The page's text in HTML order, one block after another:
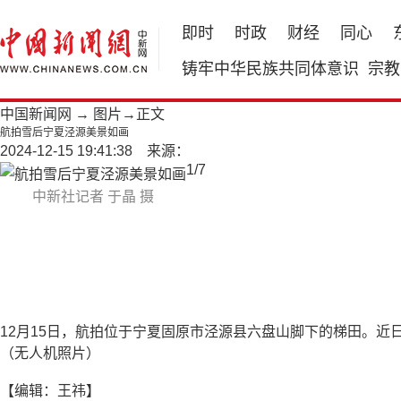
即时 时政 财经 同心
铸牢中华民族共同体意识 宗教
中国新闻网 → 图片 →正文
航拍雪后宁夏泾源美景如画
2024-12-15 19:41:38 来源：
中新社记者 于晶 摄
1/7
12月15日，航拍位于宁夏固原市泾源县六盘山脚下的梯田。近
（无人机照片）
【编辑：王祎】